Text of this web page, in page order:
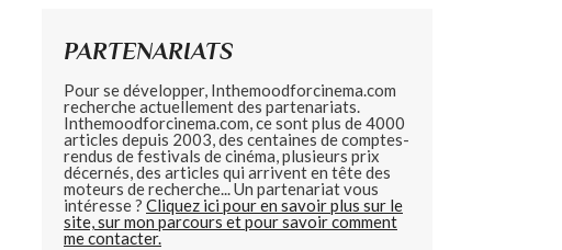
PARTENARIATS
Pour se développer, Inthemoodforcinema.com
recherche actuellement des partenariats.
Inthemoodforcinema.com, ce sont plus de 4000
articles depuis 2003, des centaines de comptes-
rendus de festivals de cinéma, plusieurs prix
décernés, des articles qui arrivent en tête des
moteurs de recherche... Un partenariat vous
intéresse ? Cliquez ici pour en savoir plus sur le
site, sur mon parcours et pour savoir comment
me contacter.